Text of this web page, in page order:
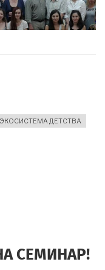
ЭКОСИСТЕМА ДЕТСТВА
СЕМИНАР!